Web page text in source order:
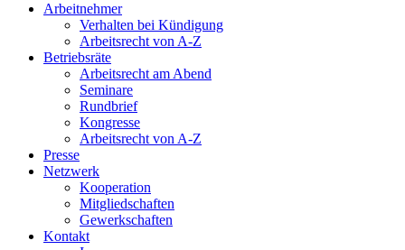
Arbeitnehmer
Verhalten bei Kündigung
Arbeitsrecht von A-Z
Betriebsräte
Arbeitsrecht am Abend
Seminare
Rundbrief
Kongresse
Arbeitsrecht von A-Z
Presse
Netzwerk
Kooperation
Mitgliedschaften
Gewerkschaften
Kontakt